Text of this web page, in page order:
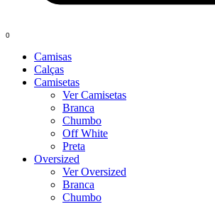
0
Camisas
Calças
Camisetas
Ver Camisetas
Branca
Chumbo
Off White
Preta
Oversized
Ver Oversized
Branca
Chumbo